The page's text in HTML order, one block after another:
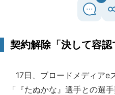
契約解除「決して容認
17日、ブロードメディアe
「『たぬかな』選手との選